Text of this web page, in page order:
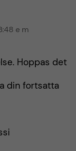
e m
Hoppas det
din fortsatta